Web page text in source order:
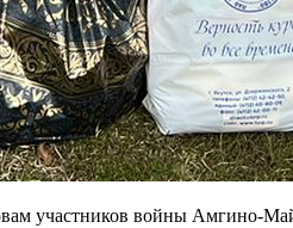
участников войны Амгино-